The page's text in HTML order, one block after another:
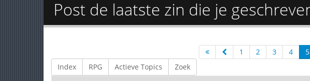
Post de laatste zin die je
Index RPG Actieve Topics Zoek
1 2 3 4 5